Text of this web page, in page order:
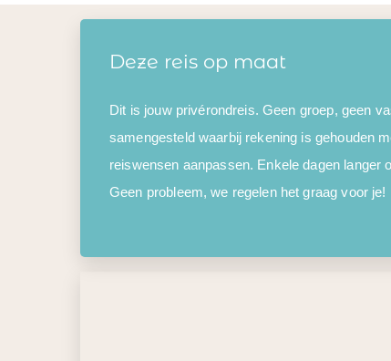
Deze reis op maat
Dit is jouw privérondreis. Geen groep, geen
samengesteld waarbij rekening is gehouden
reiswensen aanpassen. Enkele dagen langer
Geen probleem, we regelen het graag voor je!